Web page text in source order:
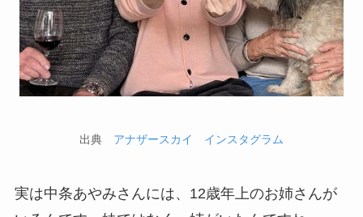
出典 アナザースカイ インスタグラム
実は中条あやみさんには、12歳年上のお姉さんが